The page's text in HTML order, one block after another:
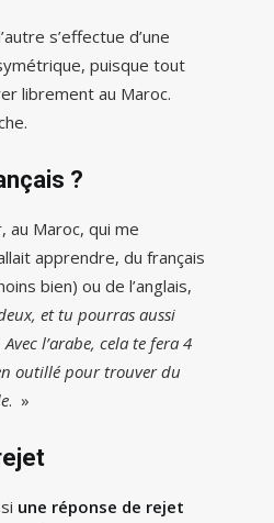
s’effectue d’une
puisque tout
librement au Maroc.
?
au Maroc, qui me
apprendre, du français
bien) ou de l’anglais,
et tu pourras aussi
l’arabe, cela te fera 4
outillé pour trouver du
. »
une réponse de rejet